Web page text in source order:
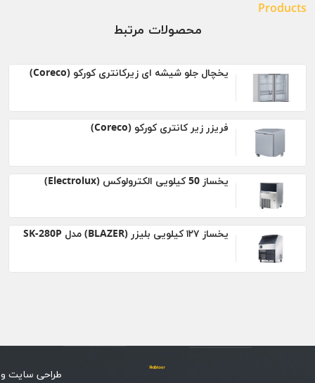
Products
محصولات مرتبط
یخچال جلو شیشه ای زیرکانتری کورکو (Coreco)
فریزر زیر کانتری کورکو (Coreco)
یخساز 50 کیلویی الکترولوکس (Electrolux)
يخساز ۱۲۷ کيلویی بلیزر (BLAZER) مدل SK-280P
طراحی سایتو